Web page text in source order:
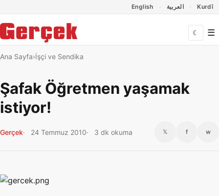
English العربية Kurdî
☾ ☰
Ana Sayfa İşçi ve Sendika
Şafak Öğretmen yaşamak
istiyor!
Gerçek 24 Temmuz 2010 3 dk okuma 𝕏 f w